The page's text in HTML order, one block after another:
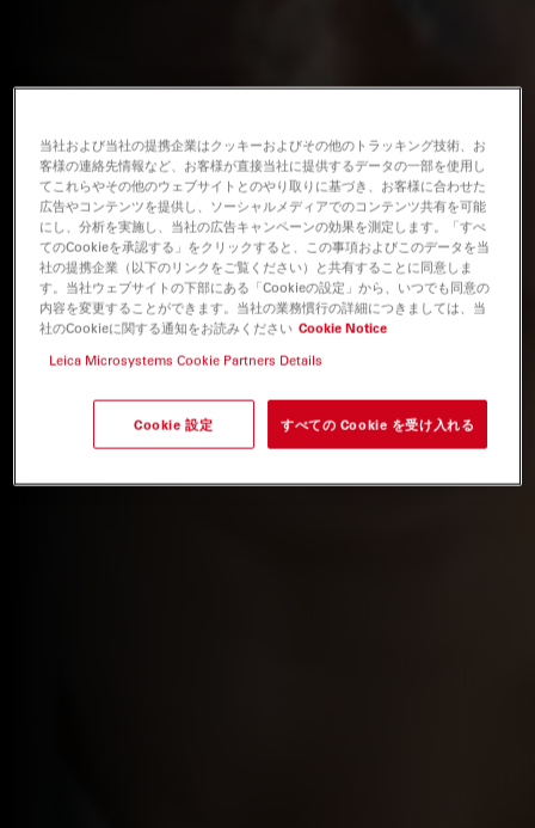
当社および当社の提携企業はクッキーおよびその他のトラッキング技術、お
客様の連絡先情報など、お客様が直接当社に提供するデータの一部を使用し
てこれらやその他のウェブサイトとのやり取りに基づき、お客様に合わせた
広告やコンテンツを提供し、ソーシャルメディアでのコンテンツ共有を可能
にし、分析を実施し、当社の広告キャンペーンの効果を測定します。「すべ
てのCookieを承認する」をクリックすると、この事項およびこのデータを当
社の提携企業（以下のリンクをご覧ください）と共有することに同意しま
す。当社ウェブサイトの下部にある「Cookieの設定」から、いつでも同意の
内容を変更することができます。当社の業務慣行の詳細につきましては、当
社のCookieに関する通知をお読みください Cookie Notice
Leica Microsystems Cookie Partners Details
Cookie 設定 すべての Cookie を受け入れる